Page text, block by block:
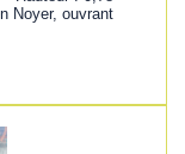
Noyer, ouvrant